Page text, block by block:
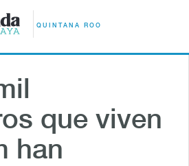
QUINTANA ROO
que viven
han